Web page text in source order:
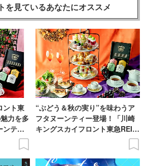
を見ているあなたにオススメ
ント東
力を多
ンティ
“ぶどう＆秋の実り”を味わうア
フタヌーンティー登場！「川崎
キングスカイフロント東急REIホ